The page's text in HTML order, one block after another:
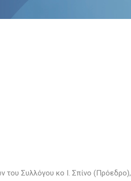
του Συλλόγου κο Ι. Σπίνο (Πρόεδρο),